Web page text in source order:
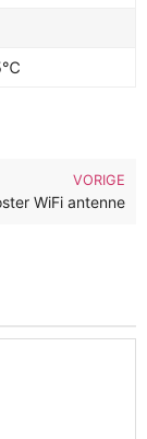
VORIGE
WiFi antenne
WiFi antenne